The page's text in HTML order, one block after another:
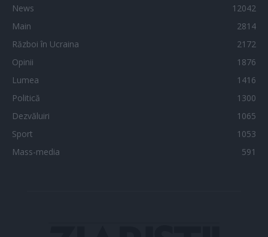
News
12042
Main
2814
Război în Ucraina
2172
Opinii
1876
Lumea
1416
Politică
1300
Dezvăluiri
1065
Sport
1053
Mass-media
591